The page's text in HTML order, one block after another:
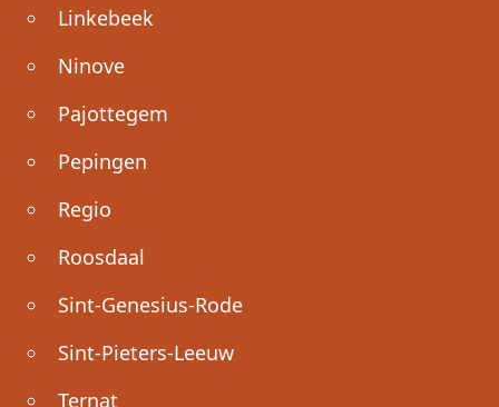
Linkebeek
Ninove
Pajottegem
Pepingen
Regio
Roosdaal
Sint-Genesius-Rode
Sint-Pieters-Leeuw
Ternat